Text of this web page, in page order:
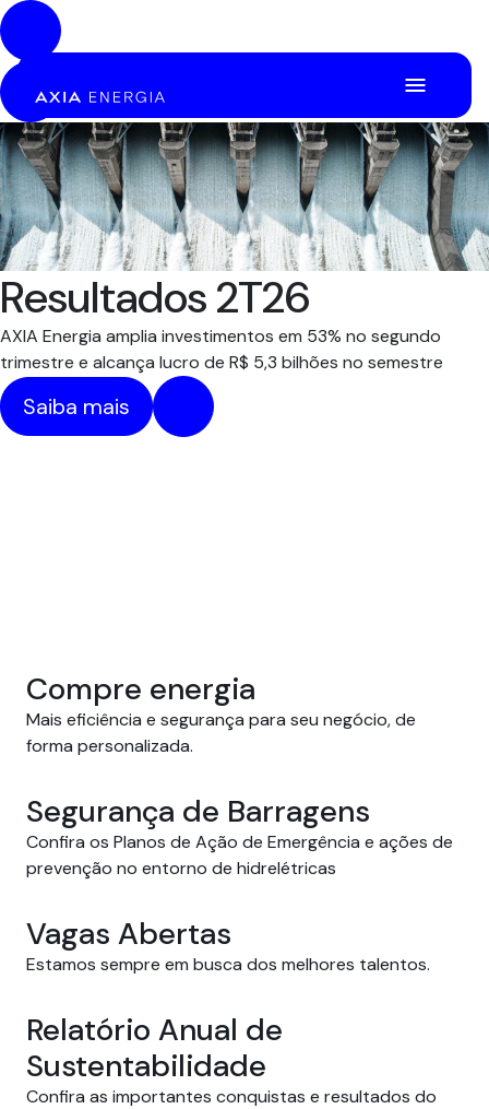
Pular para o Conteúdo principal
Resultados 2T26
AXIA Energia amplia investimentos em 53% no segundo
trimestre e alcança lucro de R$ 5,3 bilhões no semestre
Saiba mais
Compre energia
Mais eficiência e segurança para seu negócio, de
forma personalizada.
Segurança de Barragens
Confira os Planos de Ação de Emergência e ações de
prevenção no entorno de hidrelétricas
Vagas Abertas
Estamos sempre em busca dos melhores talentos.
Relatório Anual de
Sustentabilidade
Confira as importantes conquistas e resultados do